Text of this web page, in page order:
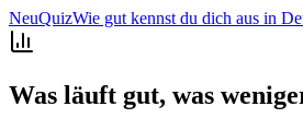
NeuQuizWie gut kennst du dich aus in
Was läuft gut, was